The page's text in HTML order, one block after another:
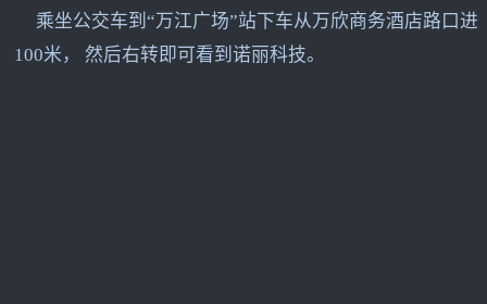
乘坐公交车到“万江广场”站下车从万欣商务酒店路口进
100米， 然后右转即可看到诺丽科技。